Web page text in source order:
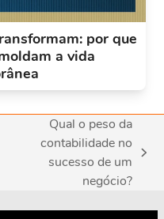
por que
a vida
Qual o peso da
contabilidade no
sucesso de um
negócio?